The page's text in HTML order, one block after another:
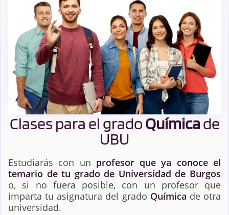
Clases para el gradoQuímicade
UBU
Estudiarás con un profesor que ya conoce el
temario de tu grado de Universidad de Burgos
o, si no fuera posible, con un profesor que
imparta tu asignatura del grado Química de otra
universidad.